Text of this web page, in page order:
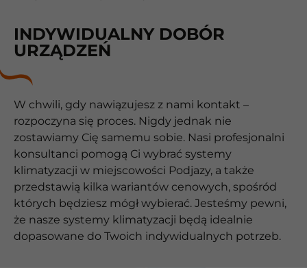
INDYWIDUALNY DOBÓR
URZĄDZEŃ
W chwili, gdy nawiązujesz z nami kontakt –
rozpoczyna się proces. Nigdy jednak nie
zostawiamy Cię samemu sobie. Nasi profesjonalni
konsultanci pomogą Ci wybrać systemy
klimatyzacji w miejscowości Podjazy, a także
przedstawią kilka wariantów cenowych, spośród
których będziesz mógł wybierać. Jesteśmy pewni,
że nasze systemy klimatyzacji będą idealnie
dopasowane do Twoich indywidualnych potrzeb.